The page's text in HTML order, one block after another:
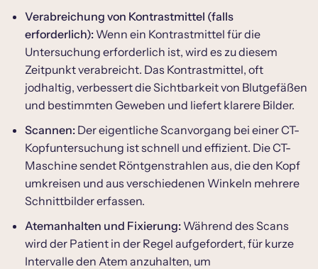
Verabreichung von Kontrastmittel (falls
erforderlich): Wenn ein Kontrastmittel für die
Untersuchung erforderlich ist, wird es zu diesem
Zeitpunkt verabreicht. Das Kontrastmittel, oft
jodhaltig, verbessert die Sichtbarkeit von Blutgefäßen
und bestimmten Geweben und liefert klarere Bilder.
Scannen: Der eigentliche Scanvorgang bei einer CT-
Kopfuntersuchung ist schnell und effizient. Die CT-
Maschine sendet Röntgenstrahlen aus, die den Kopf
umkreisen und aus verschiedenen Winkeln mehrere
Schnittbilder erfassen.
Atemanhalten und Fixierung: Während des Scans
wird der Patient in der Regel aufgefordert, für kurze
Intervalle den Atem anzuhalten, um